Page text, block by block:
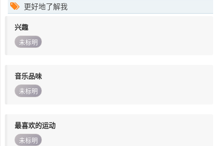
更好地了解我
兴趣
未标明
音乐品味
未标明
最喜欢的运动
未标明